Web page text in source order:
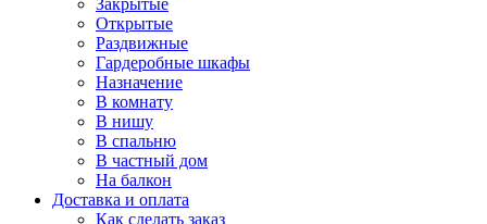
Закрытые
Открытые
Раздвижные
Гардеробные шкафы
Назначение
В комнату
В нишу
В спальню
В частный дом
На балкон
Доставка и оплата
Как сделать заказ